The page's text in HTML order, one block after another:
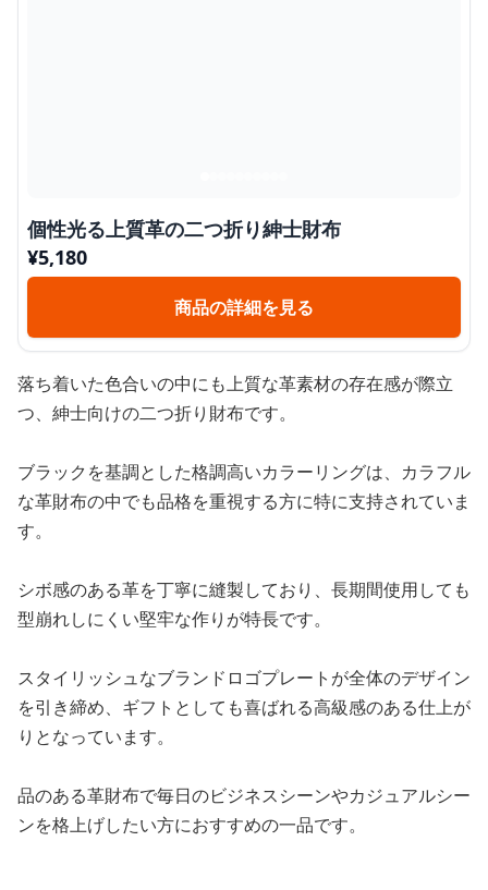
個性光る上質革の二つ折り紳士財布
¥5,180
商品の詳細を見る
落ち着いた色合いの中にも上質な革素材の存在感が際立
つ、紳士向けの二つ折り財布です。
ブラックを基調とした格調高いカラーリングは、カラフル
な革財布の中でも品格を重視する方に特に支持されていま
す。
シボ感のある革を丁寧に縫製しており、長期間使用しても
型崩れしにくい堅牢な作りが特長です。
スタイリッシュなブランドロゴプレートが全体のデザイン
を引き締め、ギフトとしても喜ばれる高級感のある仕上が
りとなっています。
品のある革財布で毎日のビジネスシーンやカジュアルシー
ンを格上げしたい方におすすめの一品です。